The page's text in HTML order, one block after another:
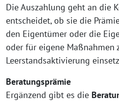
Die Auszahlung geht an die
entscheidet, ob sie die
den Eigentümer oder die
oder für eigene Maßnahmen
Leerstandsaktivierung
Beratungsprämie
Ergänzend gibt es die